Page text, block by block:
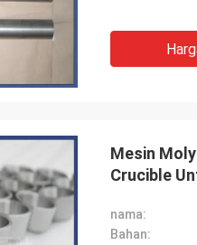
Mesin
Crucible
nama:
Bahan: